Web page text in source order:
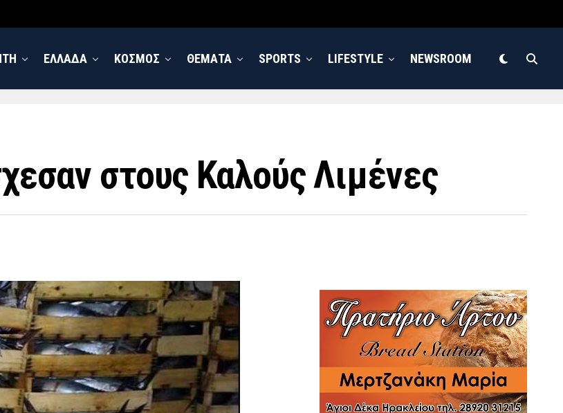
ΕΛΛΑΔΑ ΚΟΣΜΟΣ ΘΕΜΑΤΑ SPORTS LIFESTYLE NEWSROOM
στους Καλούς Λιμένες